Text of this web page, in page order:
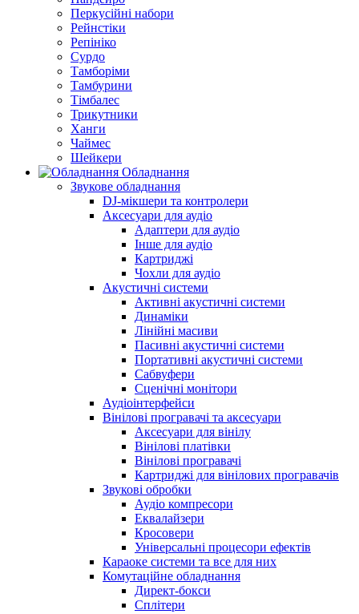
Перкусійні набори
Рейнстіки
Репініко
Сурдо
Тамборіми
Тамбурини
Тімбалес
Трикутники
Ханги
Чаймес
Шейкери
Обладнання
Звукове обладнання
DJ-мікшери та контролери
Аксесуари для аудіо
Адаптери для аудіо
Інше для аудіо
Картриджі
Чохли для аудіо
Акустичні системи
Активні акустичні системи
Динаміки
Лінійні масиви
Пасивні акустичні системи
Портативні акустичні системи
Сабвуфери
Сценічні монітори
Аудіоінтерфейси
Вінілові програвачі та аксесуари
Аксесуари для вінілу
Вінілові платівки
Вінілові програвачі
Картриджі для вінілових програвачів
Звукові обробки
Аудіо компресори
Еквалайзери
Кросовери
Універсальні процесори ефектів
Караоке системи та все для них
Комутаційне обладнання
Директ-бокси
Сплітери